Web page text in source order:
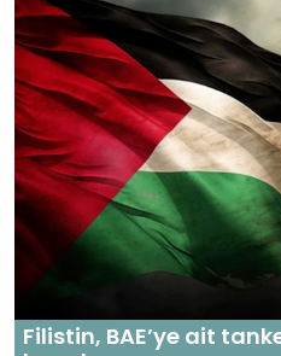
Filistin, BAE’ye ait